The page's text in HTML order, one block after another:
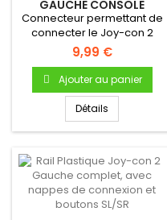
GAUCHE CONSOLE
SWITCH 2 - AVEC NAPPE
Connecteur permettant de
connecter le Joy-con 2
Gauche à la console Switch
9,99 €
Ajouter au panier
Détails